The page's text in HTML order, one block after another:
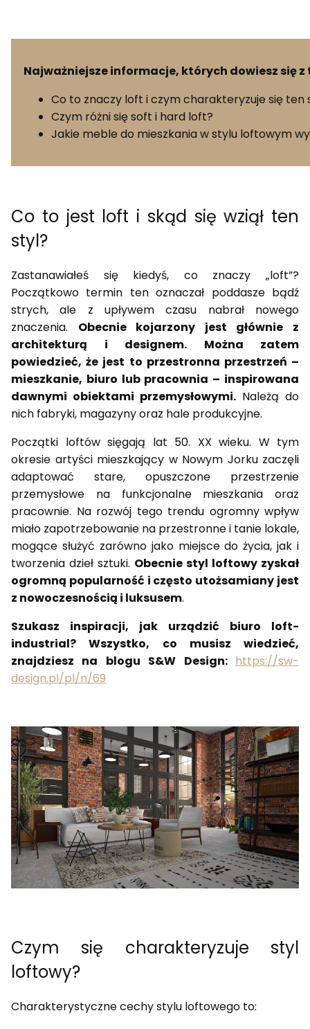
Najważniejsze informacje, których dowiesz się z
Co to znaczy loft i czym charakteryzuje się ten
Czym różni się soft i hard loft?
Jakie meble do mieszkania w stylu loftowym
Co to jest loft i skąd się wziął ten
styl?
Zastanawiałeś się kiedyś, co znaczy „loft”?
Początkowo termin ten oznaczał poddasze bądź
strych, ale z upływem czasu nabrał nowego
znaczenia. Obecnie kojarzony jest głównie z
architekturą i designem. Można zatem
powiedzieć, że jest to przestronna przestrzeń –
mieszkanie, biuro lub pracownia – inspirowana
dawnymi obiektami przemysłowymi. Należą do
nich fabryki, magazyny oraz hale produkcyjne.
Początki loftów sięgają lat 50. XX wieku. W tym
okresie artyści mieszkający w Nowym Jorku zaczęli
adaptować stare, opuszczone przestrzenie
przemysłowe na funkcjonalne mieszkania oraz
pracownie. Na rozwój tego trendu ogromny wpływ
miało zapotrzebowanie na przestronne i tanie lokale,
mogące służyć zarówno jako miejsce do życia, jak i
tworzenia dzieł sztuki. Obecnie styl loftowy zyskał
ogromną popularność i często utożsamiany jest
z nowoczesnością i luksusem.
Szukasz inspiracji, jak urządzić biuro loft-
industrial? Wszystko, co musisz wiedzieć,
znajdziesz na blogu S&W Design: https://sw-
design.pl/pl/n/69
Czym się charakteryzuje styl
loftowy?
Charakterystyczne cechy stylu loftowego to: